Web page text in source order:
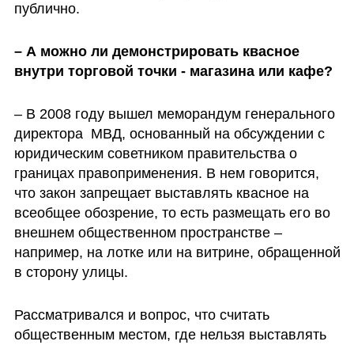
публично.
– А можно ли демонстрировать квасное
внутри торговой точки - магазина или кафе?
– В 2008 году вышел меморандум генерального
директора  МВД, основанный на обсуждении с
юридическим советником правительства о
границах правоприменения. В нем говорится,
что закон запрещает выставлять квасное на
всеобщее обозрение, то есть размещать его во
внешнем общественном пространстве –
например, на лотке или на витрине, обращенной
в сторону улицы.
Рассматривался и вопрос, что считать
общественным местом, где нельзя выставлять